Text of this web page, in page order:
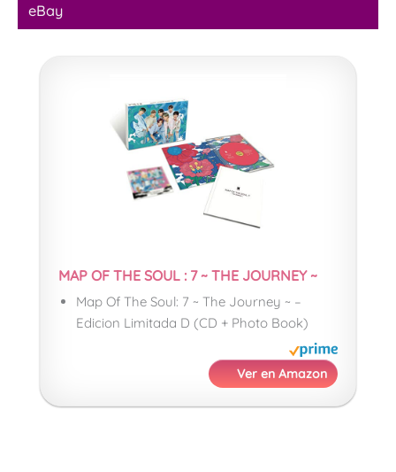
eBay
MAP OF THE SOUL : 7 ~ THE JOURNEY ~
Map Of The Soul: 7 ~ The Journey ~ –
Edicion Limitada D (CD + Photo Book)
Ver en Amazon